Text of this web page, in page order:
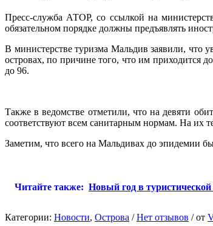
Пресс-служба АТОР, со ссылкой на
обязательном порядке должны предъявлять
В министерстве туризма Мальдив заявили, что
островах, по причине того, что им приходится
до 96.
Также в ведомстве отметили, что на девяти
соответствуют всем санитарным нормам. На их
Заметим, что всего на Мальдивах до эпидемии
Читайте также: Новый год в туристической
Категории: Новости, Острова / Нет отзывов /от